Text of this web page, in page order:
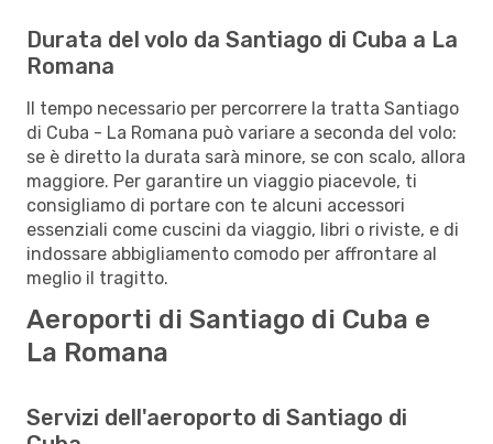
Durata del volo da Santiago di Cuba a La
Romana
Il tempo necessario per percorrere la tratta Santiago
di Cuba - La Romana può variare a seconda del volo:
se è diretto la durata sarà minore, se con scalo, allora
maggiore. Per garantire un viaggio piacevole, ti
consigliamo di portare con te alcuni accessori
essenziali come cuscini da viaggio, libri o riviste, e di
indossare abbigliamento comodo per affrontare al
meglio il tragitto.
Aeroporti di Santiago di Cuba e
La Romana
Servizi dell'aeroporto di Santiago di